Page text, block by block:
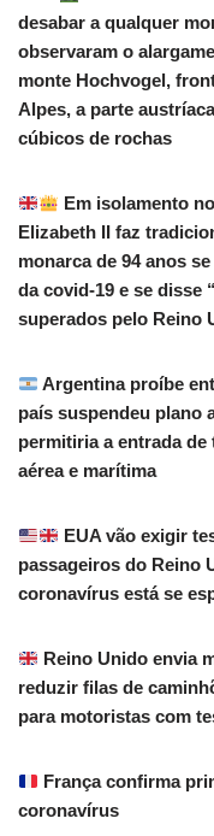
desabar a qualquer
observaram o
monte Hochvogel,
Alpes, a parte
cúbicos de rochas
Em isolamento
Elizabeth II faz
monarca de 94 anos
da covid-19 e se disse
superados pelo Reino
Argentina proíbe
país suspendeu plano
permitiria a entrada
aérea e marítima
EUA vão exigir
passageiros do Reino
coronavírus está se
Reino Unido envia
reduzir filas de
para motoristas com
França confirma
coronavírus